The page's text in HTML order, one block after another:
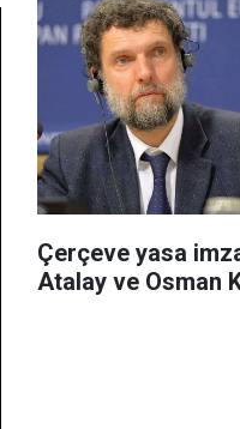
Çerçeve yasa
Atalay ve Osman